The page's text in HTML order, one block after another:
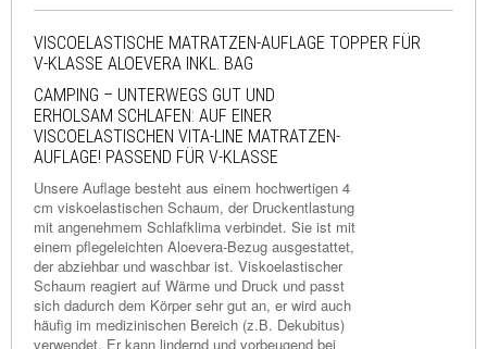
VISCOELASTISCHE MATRATZEN-AUFLAGE TOPPER FÜR
V-KLASSE ALOEVERA INKL. BAG
CAMPING – UNTERWEGS GUT UND
ERHOLSAM SCHLAFEN: AUF EINER
VISCOELASTISCHEN VITA-LINE MATRATZEN-
AUFLAGE! PASSEND FÜR V-KLASSE
Unsere Auflage besteht aus einem hochwertigen 4
cm viskoelastischen Schaum, der Druckentlastung
mit angenehmem Schlafklima verbindet. Sie ist mit
einem pflegeleichten Aloevera-Bezug ausgestattet,
der abziehbar und waschbar ist. Viskoelastischer
Schaum reagiert auf Wärme und Druck und passt
sich dadurch dem Körper sehr gut an, er wird auch
häufig im medizinischen Bereich (z.B. Dekubitus)
verwendet. Er kann lindernd und vorbeugend bei